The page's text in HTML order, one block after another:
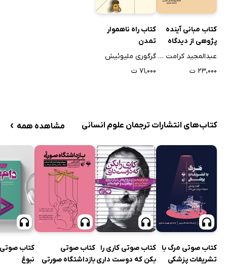
کتاب مبانی آینده
پژوهی از دیدگاه
فلاسفه اسلامی
عبدالمجید کرامت زاده
۲۳,۰۰۰ ت
کتاب راه ناهموار
تمدن
گرگوری ملیوئیش
۷۱,۰۰۰ ت
کتاب‌های انتشارات ترجمان علوم انسانی مشاهده همه ›
کتاب صوتی مرگ با
تشریفات پزشکی
کتاب صوتی کاری را
بکن که دوست داری
کتاب صوتی
بازداشتگاه صورتی
کتاب
نبوغ